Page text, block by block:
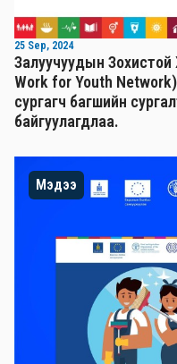
25 Sep, 2024
Залуучуудын
Work for Youth
сургагч багшийн
байгуулагдлаа.
Мэдээ